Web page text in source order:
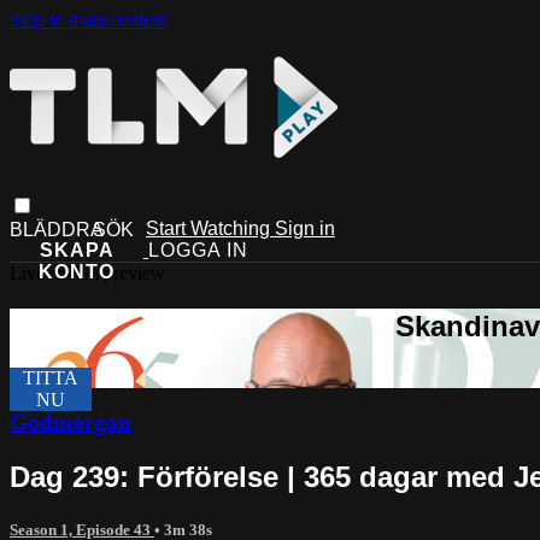
Skip to main content
Start Watching Sign in
Live stream preview
Godmorgon
Dag 239: Förförelse | 365 dagar med
Season 1, Episode 43 • 3m 38s